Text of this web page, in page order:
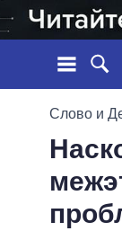
ЛЕНТА
СТАТЬИ
Слово и